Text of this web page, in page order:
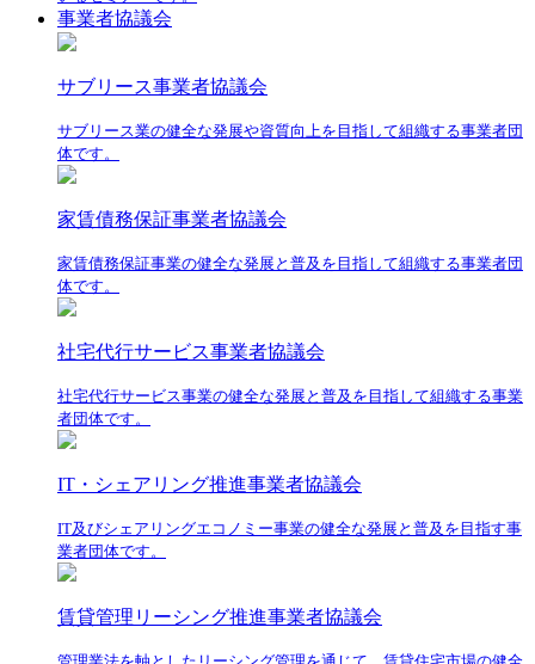
事業者協議会
サブリース事業者協議会
サブリース業の健全な発展や資質向上を目指して組織する事業者団
体です。
家賃債務保証事業者協議会
家賃債務保証事業の健全な発展と普及を目指して組織する事業者団
体です。
社宅代行サービス事業者協議会
社宅代行サービス事業の健全な発展と普及を目指して組織する事業
者団体です。
IT・シェアリング推進事業者協議会
IT及びシェアリングエコノミー事業の健全な発展と普及を目指す事
業者団体です。
賃貸管理リーシング推進事業者協議会